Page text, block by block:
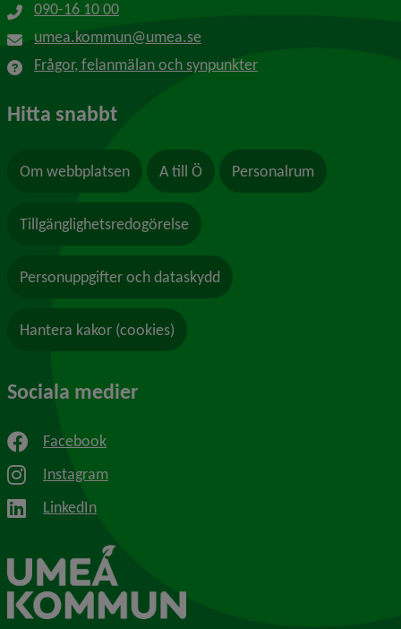
090-16 10 00
umea.kommun@umea.se
Frågor, felanmälan och synpunkter
Hitta snabbt
Om webbplatsen A till Ö Personalrum
Tillgänglighetsredogörelse
Personuppgifter och dataskydd
Hantera kakor (cookies)
Sociala medier
Facebook
Instagram
LinkedIn